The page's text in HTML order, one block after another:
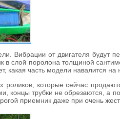
Вибрации от двигателя будут
в слой поролона толщиной
часть модели навалится на
которые сейчас
трубки не обрезаются, а
приемник даже при очень